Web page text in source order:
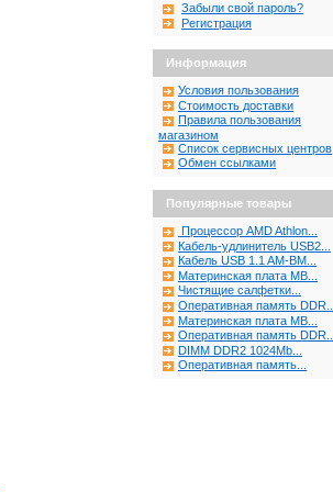
Забыли свой пароль?
Регистрация
Информация
Условия пользования
Стоимость доставки
Правила пользования
магазином
Список сервисных центров
Обмен ссылками
Популярные товары
Процессор AMD Athlon...
Кабель-удлинитель USB2...
Кабель USB 1.1 AM-BM...
Материнская плата MB...
Чистящие салфетки...
Оперативная память DDR...
Материнская плата MB...
Оперативная память DDR...
DIMM DDR2 1024Mb...
Оперативная память...